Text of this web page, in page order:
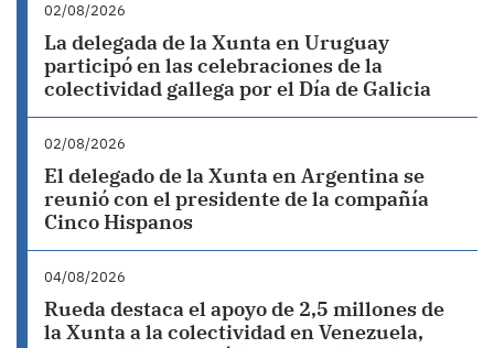
02/08/2026
La delegada de la Xunta en Uruguay
participó en las celebraciones de la
colectividad gallega por el Día de Galicia
02/08/2026
El delegado de la Xunta en Argentina se
reunió con el presidente de la compañía
Cinco Hispanos
04/08/2026
Rueda destaca el apoyo de 2,5 millones de
la Xunta a la colectividad en Venezuela,